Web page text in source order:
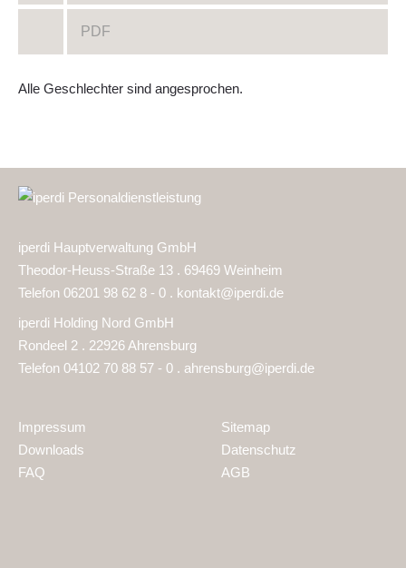
PDF
Alle Geschlechter sind angesprochen.
iperdi Hauptverwaltung GmbH
Theodor-Heuss-Straße 13 . 69469 Weinheim
Telefon 06201 98 62 8 - 0 . kontakt@iperdi.de
iperdi Holding Nord GmbH
Rondeel 2 . 22926 Ahrensburg
Telefon 04102 70 88 57 - 0 . ahrensburg@iperdi.de
Impressum
Downloads
FAQ
Sitemap
Datenschutz
AGB